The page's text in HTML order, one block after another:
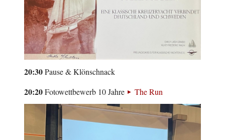
20:30Pause & Klönschnack
20:20Fotowettbewerb 10 Jahre The Run